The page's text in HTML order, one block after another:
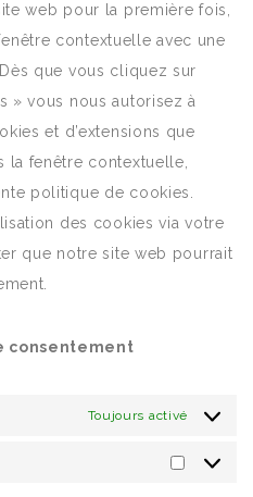
divers
web pour la première fois,
contextuelle avec une
que vous cliquez sur
» vous nous autorisez à
et d’extensions que
la fenêtre contextuelle,
politique de cookies.
des cookies via votre
que notre site web pourrait
consentement
Toujours activé